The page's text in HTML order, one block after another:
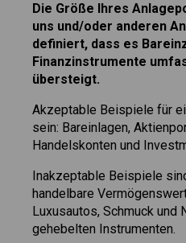
Die Größe Ihres
uns und/oder anderen
definiert, dass es
Finanzinstrumente
übersteigt.
Akzeptable Beispiele für
sein: Bareinlagen,
Handelskonten und
Inakzeptable Beispiele
handelbare
Luxusautos, Schmuck und
gehebelten Instrumenten.